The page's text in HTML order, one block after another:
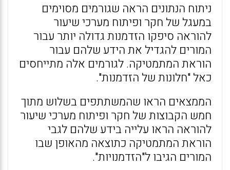
ניתוח הנתונים הראה שגורמים מסוימים
במעגל של חקר ופיתוח מערכי שיעור
להוראה סיפקו הזדמנות גדולה יותר עבור
המורים להגדיל את הידע שלהם עבור
הוראת המתמטיקה. לגורמים אלה מתייחסים
כאל "חלונות של הזדמנות".
הממצאים הראו שהמשתתפים בשלוש מתוך
חמש הקבוצות של חקר ופיתוח מערכי שיעור
להוראה הראו עלייה בידע שלהם לגבי
הוראת המתמטיקה כתוצאה מהאופן שבו
המורים הגיבו ל"הזדמנויות".